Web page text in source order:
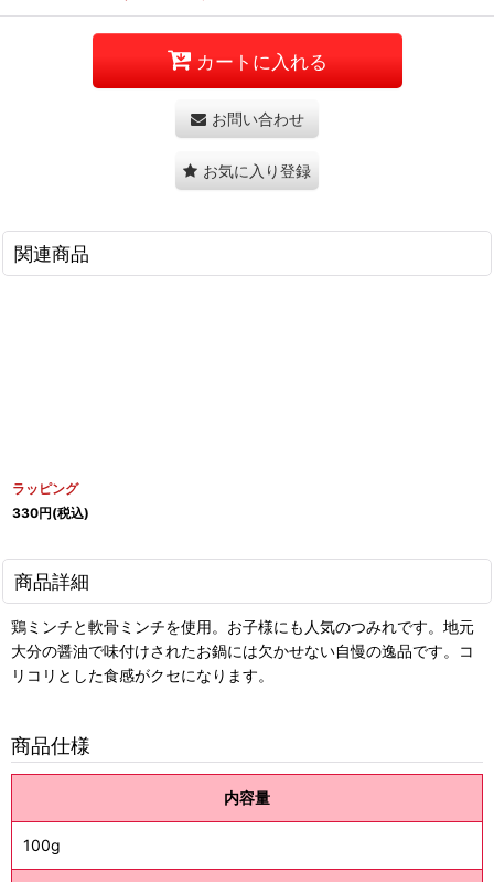
カートに入れる
お問い合わせ
お気に入り登録
関連商品
ラッピング
330円(税込)
商品詳細
鶏ミンチと軟骨ミンチを使用。お子様にも人気のつみれです。地元
大分の醤油で味付けされたお鍋には欠かせない自慢の逸品です。コ
リコリとした食感がクセになります。
商品仕様
内容量
100g